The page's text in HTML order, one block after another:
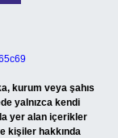
kurum veya şahıs
yalnızca kendi
yer alan içerikler
kişiler hakkında